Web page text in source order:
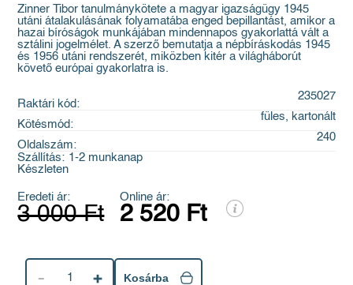
Zinner Tibor tanulmánykötete a magyar igazságügy 1945
utáni átalakulásának folyamatába enged bepillantást, amikor a
hazai bíróságok munkájában mindennapos gyakorlattá vált a
sztálini jogelmélet. A szerző bemutatja a népbíráskodás 1945
és 1956 utáni rendszerét, miközben kitér a világháborút
követő európai gyakorlatra is.
Raktári kód:
235027
Kötésmód:
füles, kartonált
Oldalszám:
240
Szállítás: 1-2 munkanap
Készleten
Eredeti ár:
3 000 Ft
Online ár:
2 520 Ft
1 Kosárba